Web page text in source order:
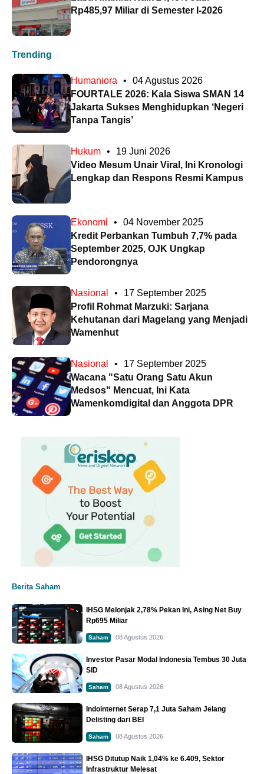
Rp485,97 Miliar di Semester I-2026
Trending
Humaniora •
04 Agustus 2026
FOURTALE 2026: Kala Siswa SMAN 14
Jakarta Sukses Menghidupkan ‘Negeri
Tanpa Tangis’
Hukum •
19 Juni 2026
Video Mesum Unair Viral, Ini Kronologi
Lengkap dan Respons Resmi Kampus
Ekonomi •
04 November 2025
Kredit Perbankan Tumbuh 7,7% pada
September 2025, OJK Ungkap
Pendorongnya
Nasional •
17 September 2025
Profil Rohmat Marzuki: Sarjana
Kehutanan dari Magelang yang Menjadi
Wamenhut
Nasional •
17 September 2025
Wacana "Satu Orang Satu Akun
Medsos" Mencuat, Ini Kata
Wamenkomdigital dan Anggota DPR
Berita Saham
IHSG Melonjak 2,78% Pekan Ini, Asing Net Buy
Rp695 Miliar
Saham 08 Agustus 2026
Investor Pasar Modal Indonesia Tembus 30 Juta
SID
Saham 08 Agustus 2026
Indointernet Serap 7,1 Juta Saham Jelang
Delisting dari BEI
Saham 08 Agustus 2026
IHSG Ditutup Naik 1,04% ke 6.409, Sektor
Infrastruktur Melesat